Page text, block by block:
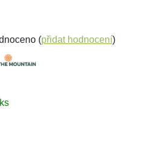
(přidat hodnocení)